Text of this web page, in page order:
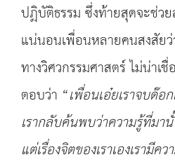
ปฏิบัติธรรม ซึ่งท้ายสุดจะช่ว
แน่นอนเพื่อนหลายคนสงสัย
ทางวิศวกรรมศาสตร์ ไม่น่าเ
ตอบว่า “เพื่อนเอ๋ยเราจบด๊อ
เรากลับค้นพบว่าความรู้ที่มา
แต่เรื่องจิตของเราเองเรามีค